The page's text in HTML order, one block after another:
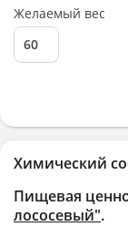
Химический
Пищевая
лососевый".
Желаемый вес